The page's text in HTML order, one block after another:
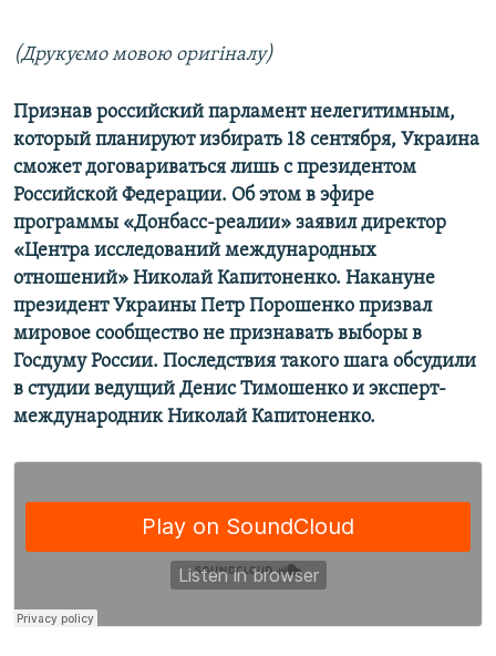
КТАТ
ДОЛУЧАЙСЯ!
Усі сайти RFE/RL
(Друкуємо мовою оригіналу)
Признав российский парламент нелегитимным,
который планируют избирать 18 сентября, Украина
сможет договариваться лишь с президентом
Российской Федерации. Об этом в эфире
программы «Донбасс-реалии» заявил директор
«Центра исследований международных
отношений» Николай Капитоненко. Накануне
президент Украины Петр Порошенко призвал
мировое сообщество не признавать выборы в
Госдуму России. Последствия такого шага обсудили
в студии ведущий Денис Тимошенко и эксперт-
международник Николай Капитоненко.